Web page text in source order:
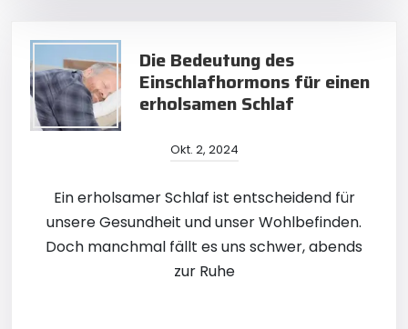
Die Bedeutung des
Einschlafhormons für einen
erholsamen Schlaf
Okt. 2, 2024
Ein erholsamer Schlaf ist entscheidend für
unsere Gesundheit und unser Wohlbefinden.
Doch manchmal fällt es uns schwer, abends
zur Ruhe